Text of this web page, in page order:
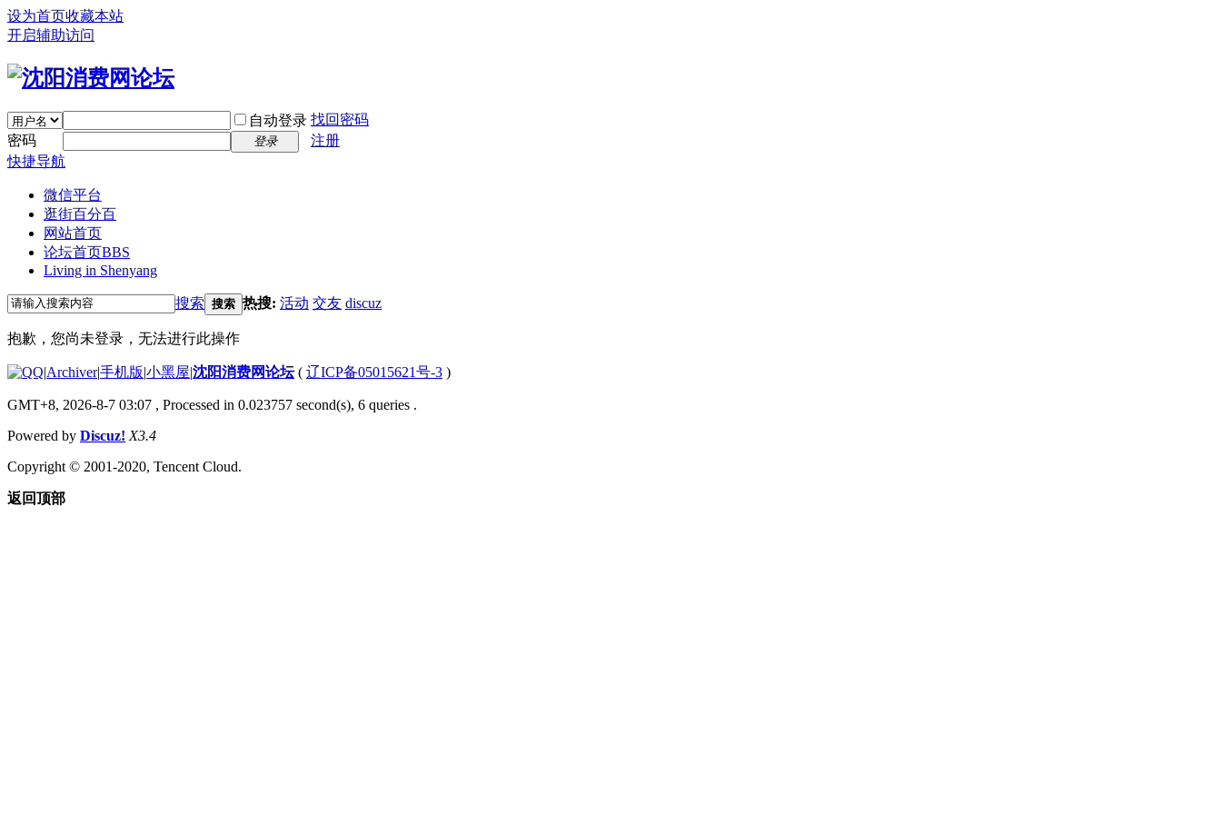
设为首页收藏本站
开启辅助访问
自动登录 找回密码
密码
登录
注册
快捷导航
微信平台
逛街百分百
网站首页
论坛首页BBS
Living in Shenyang
搜索 搜索 热搜: 活动 交友 discuz
抱歉，您尚未登录，无法进行此操作
|Archiver|手机版|小黑屋|沈阳消费网论坛( 辽ICP备05015621号-3 )
GMT+8, 2026-8-7 03:07 , Processed in 0.023757 second(s), 6 queries .
Powered by Discuz! X3.4
Copyright © 2001-2020, Tencent Cloud.
返回顶部